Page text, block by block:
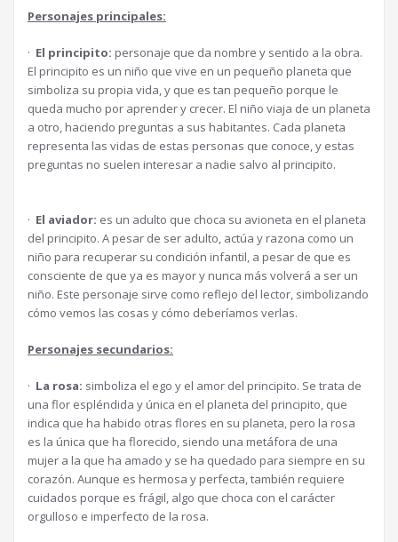
Personajes principales:
· El principito: personaje que da nombre y sentido a la obra.
El principito es un niño que vive en un pequeño planeta que
simboliza su propia vida, y que es tan pequeño porque le
queda mucho por aprender y crecer. El niño viaja de un planeta
a otro, haciendo preguntas a sus habitantes. Cada planeta
representa las vidas de estas personas que conoce, y estas
preguntas no suelen interesar a nadie salvo al principito.
· El aviador: es un adulto que choca su avioneta en el planeta
del principito. A pesar de ser adulto, actúa y razona como un
niño para recuperar su condición infantil, a pesar de que es
consciente de que ya es mayor y nunca más volverá a ser un
niño. Este personaje sirve como reflejo del lector, simbolizando
cómo vemos las cosas y cómo deberíamos verlas.
Personajes secundarios:
· La rosa: simboliza el ego y el amor del principito. Se trata de
una flor espléndida y única en el planeta del principito, que
indica que ha habido otras flores en su planeta, pero la rosa
es la única que ha florecido, siendo una metáfora de una
mujer a la que ha amado y se ha quedado para siempre en su
corazón. Aunque es hermosa y perfecta, también requiere
cuidados porque es frágil, algo que choca con el carácter
orgulloso e imperfecto de la rosa.